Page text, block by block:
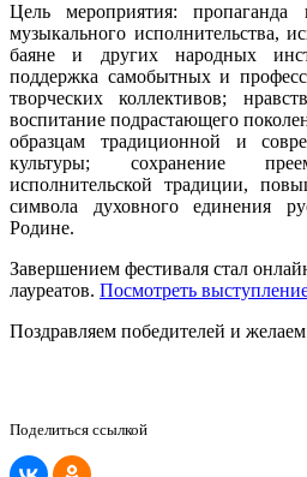
Цель мероприятия: пропаганда
музыкального исполнительства,
баяне и других народных
поддержка самобытных и
творческих коллективов;
воспитание подрастающего
образцам традиционной и
культуры; сохранение
исполнительской традиции,
символа духовного единения
Родине.
Завершением фестиваля стал
лауреатов. Посмотреть
Поздравляем победителей и
Поделиться ссылкой